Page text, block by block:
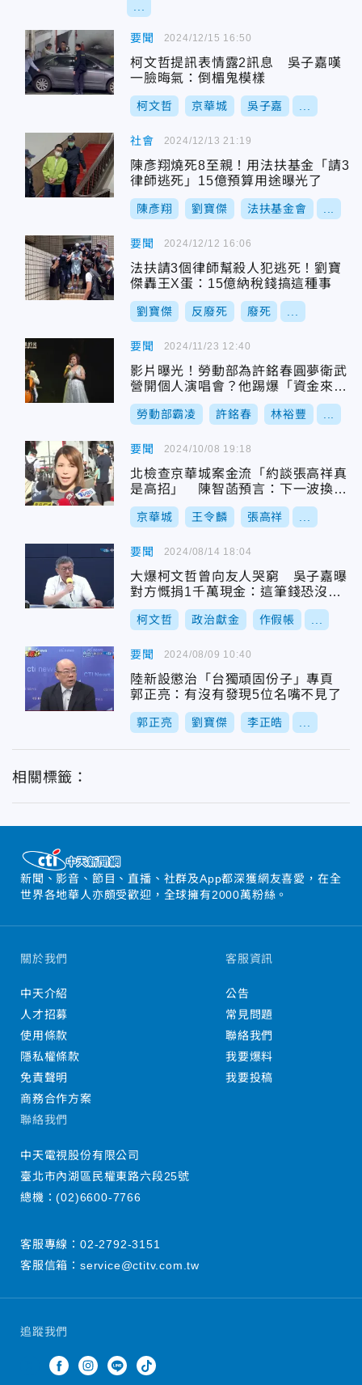
要聞
柯文哲提訊表情露2訊息 吳子嘉嘆
一臉晦氣：倒楣鬼模樣
柯文哲 京華城 吳子嘉
2024/12/15 16:50
社會
陳彥翔燒死8至親！用法扶基金「請3
律師逃死」15億預算用途曝光了
陳彥翔 劉寶傑 法扶基金會
2024/12/13 21:19
要聞
法扶請3個律師幫殺人犯逃死！劉寶
傑轟王X蛋：15億納稅錢搞這種事
劉寶傑 反廢死 廢死
2024/12/12 16:06
要聞
影片曝光！勞動部為許銘春圓夢衛武
營開個人演唱會？他踢爆「資金來源
不明」驚人內幕
勞動部霸凌 許銘春 林裕豐
2024/11/23 12:40
要聞
北檢查京華城案金流「約談張高祥真
是高招」 陳智菡預言：下一波換這
2人
京華城 王令麟 張高祥
2024/10/08 19:18
要聞
大爆柯文哲曾向友人哭窮 吳子嘉曝
對方慨捐1千萬現金：這筆錢恐沒記
帳上
柯文哲 政治獻金 作假帳
2024/08/14 18:04
要聞
陸新設懲治「台獨頑固份子」專頁
郭正亮：有沒有發現5位名嘴不見了
郭正亮 劉寶傑 李正皓
2024/08/09 10:40
相關標籤：
新聞、影音、節目、直播、社群及App都深獲網友喜愛，在全
世界各地華人亦頗受歡迎，全球擁有2000萬粉絲。
追蹤我們
關於我們
中天介紹
人才招募
使用條款
隱私權條款
免責聲明
商務合作方案
客服資訊
公告
常見問題
聯絡我們
我要爆料
我要投稿
聯絡我們
中天電視股份有限公司
臺北市內湖區民權東路六段25號
總機：(02)6600-7766
客服專線： 02-2792-3151
客服信箱： service@ctitv.com.tw